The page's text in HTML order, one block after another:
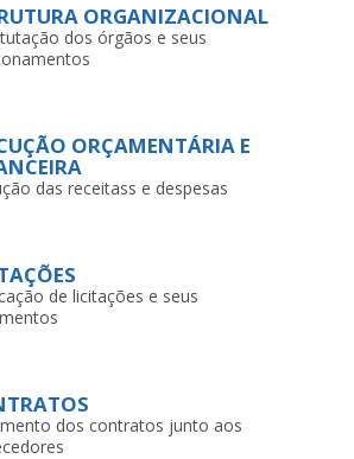
ORGANIZACIONAL
dos órgãos e seus
ORÇAMENTÁRIA E
das receitass e despesas
de licitações e seus
dos contratos junto aos